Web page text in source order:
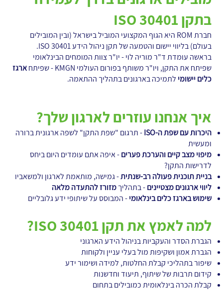
בתקן ISO 30401
חברת ROM היא הגוף המקצועי המוביל בישראל (ובין המובילים
בעולם) בליווי יישום והטמעה של תקן ניהול הידע ISO 30401.
בראשה עומדת ד"ר מוריה לוי - יו"ר צוות המומחים הבינלאומי
שפיתח את התקן, ויו"ר משותף בפורום העולמי KMGN - שפיתח
ארגז
כלים יישומי לתמיכה בארגונים בתהליך ההתאמה.
איך אנחנו עוזרים לארגון שלך?
היכרות עם שפת ה-ISO
- תרגום "שפת התקן" לשפה ארגונית ברורה
ומעשית
מיפוי מצב קיים והערכת פערים- איפה אתם עומדים היום ביחס
לדרישות התקן?
בניית תוכנית פעולה רב-שנתית- גמישה, מותאמת לארגון ולמשאביו
ליווי ארגונים מצטיינים- בתהליךמזורז להתעדה מלאה
שימוש בארגז כלים בינלאומי- המבוסס על שיתופי ידע גלובליים
למה לאמץ את תקן ISO 30401?
הגברת הסדר והעקביות בניהול הידע הארגוני
הגברת אמון ושקיפות מול בעלי עניין ולקוחות
שיפור בתהליכי קבלת החלטות, למידה ושימור ידע
קידום תרבות של שיתוף, תיעוד וחדשנות
קבלת הכרה בינלאומית כמובילים בתחום